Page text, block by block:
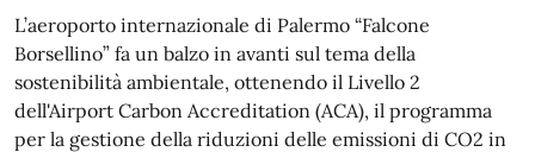
L’aeroporto internazionale di Palermo “Falcone
Borsellino” fa un balzo in avanti sul tema della
sostenibilità ambientale, ottenendo il Livello 2
dell'Airport Carbon Accreditation (ACA), il programma
per la gestione della riduzioni delle emissioni di CO2 in